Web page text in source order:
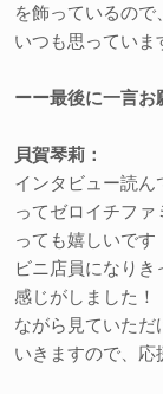
を飾っているの
いつも思っていま
ーー最後に一言お
貝賀琴莉：
インタビュー読
ってゼロイチフ
っても嬉しいで
ビニ店員になり
感じがしました
ながら見ていた
いきますので、応